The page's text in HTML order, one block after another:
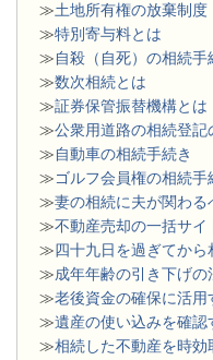
≫土地所有権の放棄制度
≫特別寄与料とは
≫自殺（自死）の相続手
≫数次相続とは
≫証券保管振替機構とは
≫公衆用道路の相続登
≫自動車の相続手続き
≫ゴルフ会員権の相続手
≫妻の相続に夫が関わる
≫不動産売却の一括サイ
≫四十九日を過ぎてか
≫成年年齢の引き下げの
≫老後資金の確保に活
≫遺産の使い込みを確認
≫相続した不動産を時効